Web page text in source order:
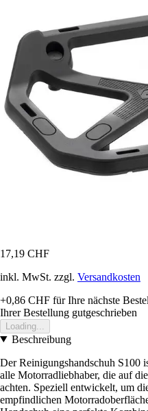
17,19 CHF
inkl. MwSt. zzgl. Versandkosten
+0,86 CHF für Ihre nächste
Ihrer Bestellung gutgeschrieben
Loading...
Beschreibung
Der Reinigungshandschuh S100
alle Motorradliebhaber, die auf
achten. Speziell entwickelt, um
empfindlichen